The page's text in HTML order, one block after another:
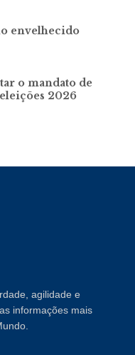
envelhecido
o mandato de
2026
agilidade e
informações mais